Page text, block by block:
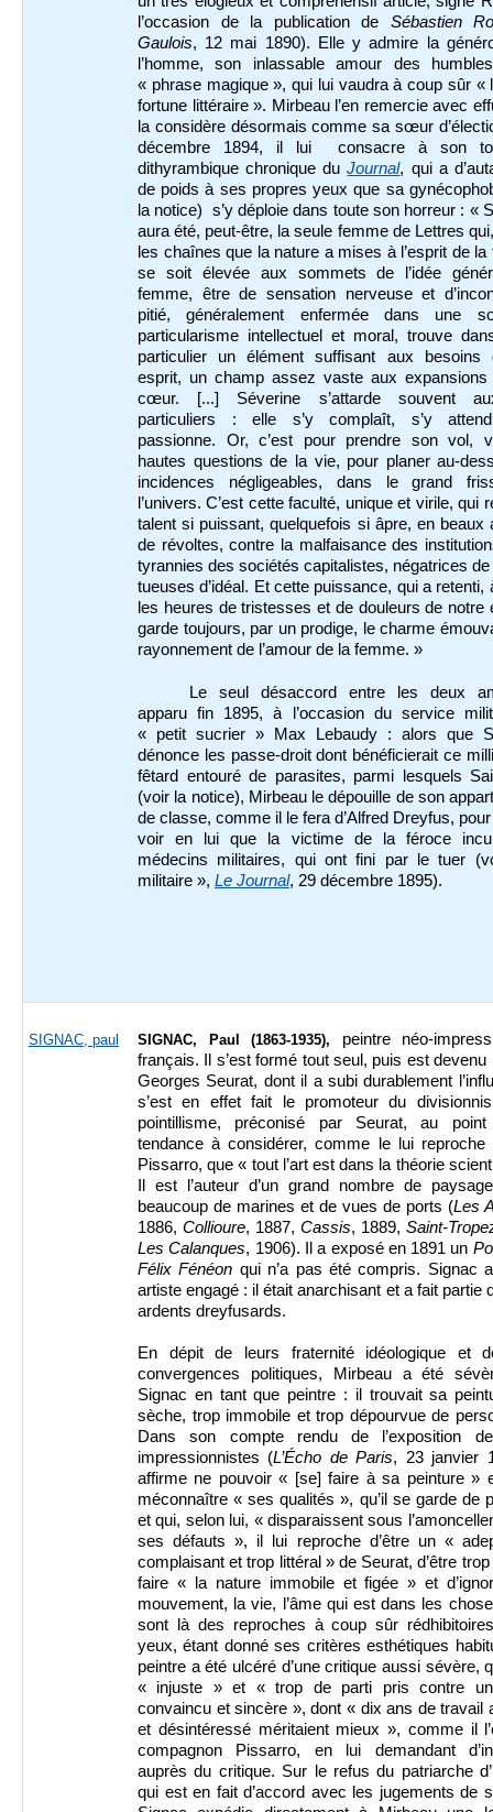
l’occasion de la publication de Sébastien
Gaulois, 12 mai 1890). Elle y admire la
l’homme, son inlassable amour des
« phrase magique », qui lui vaudra à coup sûr «
fortune littéraire ». Mirbeau l’en remercie avec
la considère désormais comme sa sœur
décembre 1894, il lui consacre à son
dithyrambique chronique duJournal, qui a
de poids à ses propres yeux que sa
la notice) s’y déploie dans toute son horreur : «
aura été, peut-être, la seule femme de Lettres
les chaînes que la nature a mises à l’esprit de la
se soit élevée aux sommets de l’idée
femme, être de sensation nerveuse et
pitié, généralement enfermée dans une
particularisme intellectuel et moral, trouve
particulier un élément suffisant aux besoins
esprit, un champ assez vaste aux
cœur. [...] Séverine s’attarde souvent
particuliers : elle s’y complaît, s’y
passionne. Or, c’est pour prendre son vol,
hautes questions de la vie, pour planer au-
incidences négligeables, dans le grand
l’univers. C’est cette faculté, unique et virile, qui
talent si puissant, quelquefois si âpre, en beaux
de révoltes, contre la malfaisance des
tyrannies des sociétés capitalistes, négatrices de
tueuses d’idéal. Et cette puissance, qui a retenti,
les heures de tristesses et de douleurs de notre
garde toujours, par un prodige, le charme
rayonnement de l’amour de la femme. »
Le seul désaccord entre les deux
apparu fin 1895, à l’occasion du service
« petit sucrier » Max Lebaudy : alors que
dénonce les passe-droit dont bénéficierait ce
fêtard entouré de parasites, parmi lesquels
(voir la notice), Mirbeau le dépouille de son
de classe, comme il le fera d’Alfred Dreyfus,
voir en lui que la victime de la féroce
médecins militaires, qui ont fini par le tuer
militaire », Le Journal, 29 décembre 1895).
SIGNAC, paul SIGNAC, Paul (1863-1935),
peintre néo-
français. Il s’est formé tout seul, puis est devenu
Georges Seurat, dont il a subi durablement
s’est en effet fait le promoteur du
pointillisme, préconisé par Seurat, au point
tendance à considérer, comme le lui reproche
Pissarro, que « tout l’art est dans la théorie
Il est l’auteur d’un grand nombre de
beaucoup de marines et de vues de ports (Les
1886, Collioure, 1887, Cassis, 1889, Saint-
Les Calanques, 1906). Il a exposé en 1891 un
Félix Fénéon qui n’a pas été compris. Signac
artiste engagé : il était anarchisant et a fait partie
ardents dreyfusards.
En dépit de leurs fraternité idéologique et
convergences politiques, Mirbeau a été
Signac en tant que peintre : il trouvait sa
sèche, trop immobile et trop dépourvue de
Dans son compte rendu de l’exposition
impressionnistes (L’Écho de Paris, 23 janvier
affirme ne pouvoir « [se] faire à sa peinture »
méconnaître « ses qualités », qu’il se garde de
et qui, selon lui, « disparaissent sous
ses défauts », il lui reproche d’être un «
complaisant et trop littéral » de Seurat, d’être
faire « la nature immobile et figée » et
mouvement, la vie, l’âme qui est dans les
sont là des reproches à coup sûr
yeux, étant donné ses critères esthétiques
peintre a été ulcéré d’une critique aussi sévère,
« injuste » et « trop de parti pris contre
convaincu et sincère », dont « dix ans de travail
et désintéressé méritaient mieux », comme il
compagnon Pissarro, en lui demandant
auprès du critique. Sur le refus du patriarche
qui est en fait d’accord avec les jugements de